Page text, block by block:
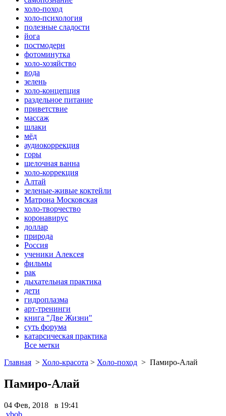
холо-поход
холо-психология
полезные сладости
йога
постмодерн
фотоминутка
холо-хозяйство
вода
зелень
холо-концепция
раздельное питание
приветствие
массаж
шлаки
мёд
аудиокоррекция
горы
щелочная ванна
холо-коррекция
Алтай
зеленые-живые коктейли
Матрона Московская
холо-творчество
коронавирус
доллар
природа
Россия
ученики Алексея
фильмы
рак
дыхательная практика
дети
гидроплазма
арт-тренинги
книга "Две Жизни"
суть форума
катарсическая практика
Все метки
Главная > Холо-красота > Холо-поход > Памиро-Алай
Памиро-Алай
04 Фев, 2018 в 19:41
vbob